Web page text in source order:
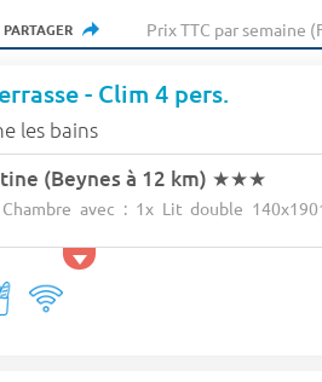
PARTAGER Prix TTC par semaine
- Clim 4 pers.
les bains
(Beynes à 12 km) ★★★
avec : 1x Lit double